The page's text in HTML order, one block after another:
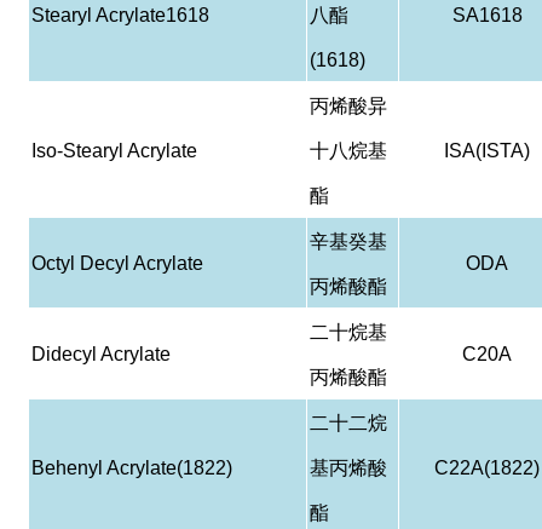
Stearyl Acrylate1618 八酯
(1618)
SA1618
Iso-Stearyl Acrylate
丙烯酸异
十八烷基
酯
ISA(ISTA)
Octyl Decyl Acrylate
辛基癸基
丙烯酸酯
ODA
Didecyl Acrylate
二十烷基
丙烯酸酯
C20A
Behenyl Acrylate(1822)
二十二烷
基丙烯酸
酯
C22A(1822)